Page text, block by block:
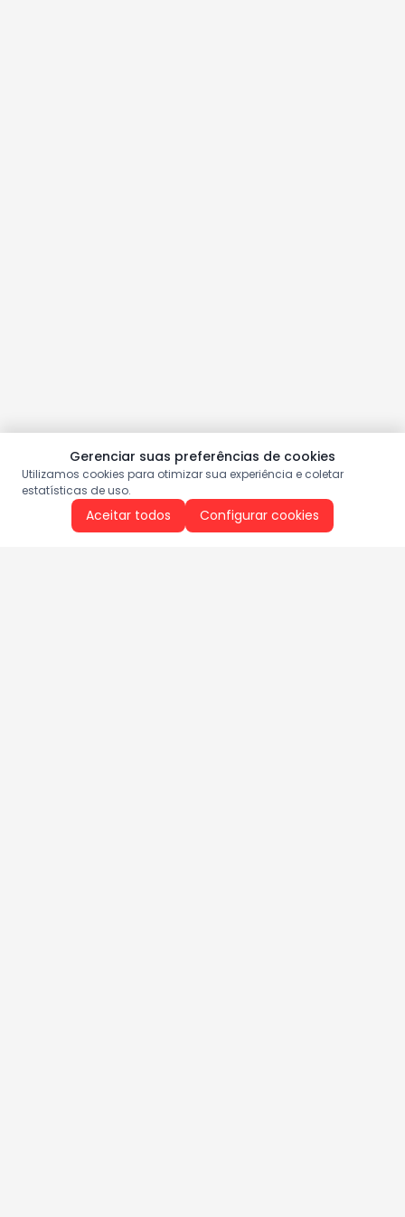
Gerenciar suas preferências de cookies
Utilizamos cookies para otimizar sua experiência e coletar
estatísticas de uso.
Aceitar todos Configurar cookies